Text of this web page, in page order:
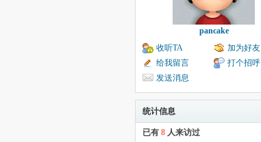
pancake
收听TA
加为好友
给我留言
打个招呼
发送消息
统计信息
已有 8 人来访过